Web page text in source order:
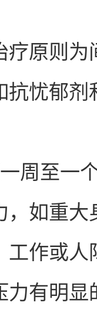
疗原则
抗忧郁
周至一
，如重
工作或
力有明显